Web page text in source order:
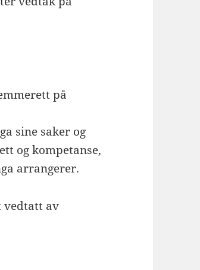
på
sine saker og
og kompetanse,
arrangerer.
vedtatt av